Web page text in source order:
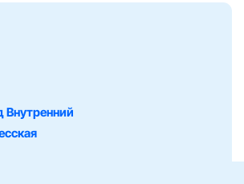
Внутренний